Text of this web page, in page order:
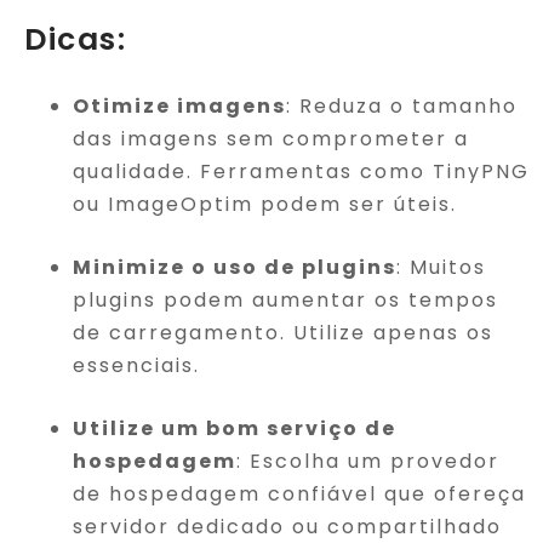
Dicas:
Otimize imagens: Reduza o tamanho
das imagens sem comprometer a
qualidade. Ferramentas como TinyPNG
ou ImageOptim podem ser úteis.
Minimize o uso de plugins: Muitos
plugins podem aumentar os tempos
de carregamento. Utilize apenas os
essenciais.
Utilize um bom serviço de
hospedagem: Escolha um provedor
de hospedagem confiável que ofereça
servidor dedicado ou compartilhado